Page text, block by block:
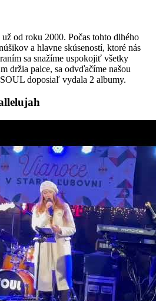
od roku 2000. Počas tohto dlhého
a hlavne skúseností, ktoré nás
sa snažíme uspokojiť všetky
držia palce, sa odvďačíme našou
doposiaľ vydala 2 albumy.